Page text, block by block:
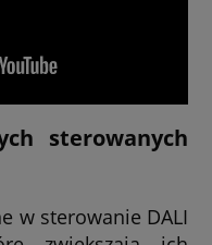
sterowanych
w sterowanie DALI